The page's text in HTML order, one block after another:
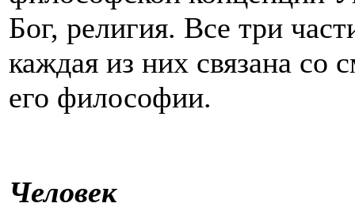
Бог, религия. Все три
каждая из них связана
его философии.
Человек